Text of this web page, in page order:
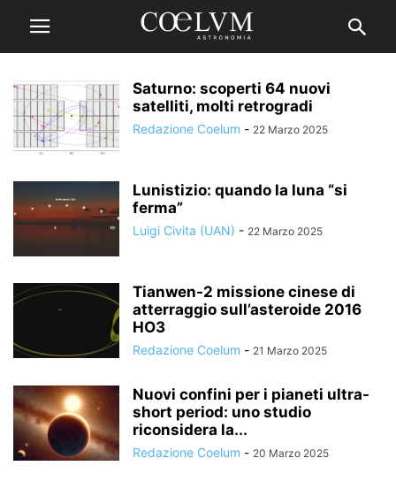
Saturno: scoperti 64 nuovi
satelliti, molti retrogradi
Redazione Coelum - 22 Marzo 2025
Lunistizio: quando la luna “si
ferma”
Luigi Civita (UAN) - 22 Marzo 2025
Tianwen-2 missione cinese di
atterraggio sull’asteroide 2016
HO3
Redazione Coelum - 21 Marzo 2025
Nuovi confini per i pianeti ultra-
short period: uno studio
riconsidera la...
Redazione Coelum - 20 Marzo 2025